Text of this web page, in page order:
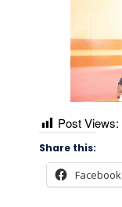
Post Views:
Share this:
Facebook